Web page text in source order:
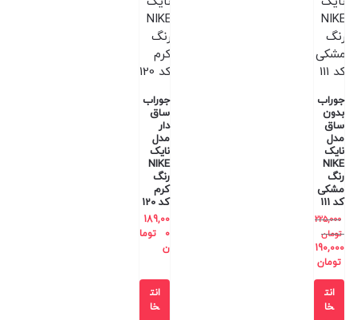
جوراب
بدون
ساق
مدل
نایک
NIKE
رنگ
مشکی
کد 111
225,000
تومان
190,000
تومان
انت
خا
جوراب
ساق
دار
مدل
نایک
NIKE
رنگ
کرم
کد 120
189,00
0
توما
ن
انت
خا